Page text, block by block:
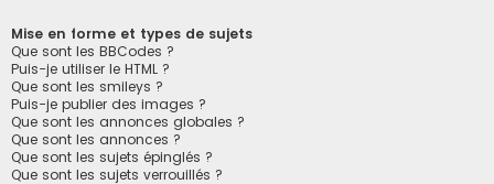
Mise en forme et types de sujets
Que sont les BBCodes ?
Puis-je utiliser le HTML ?
Que sont les smileys ?
Puis-je publier des images ?
Que sont les annonces globales ?
Que sont les annonces ?
Que sont les sujets épinglés ?
Que sont les sujets verrouillés ?